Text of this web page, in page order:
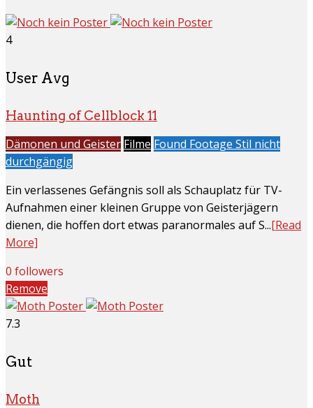
4
User Avg
Haunting of Cellblock 11
Dämonen und Geister Filme Found Footage Stil nicht
durchgängig
Ein verlassenes Gefängnis soll als Schauplatz für TV-
Aufnahmen einer kleinen Gruppe von Geisterjägern
dienen, die hoffen dort etwas paranormales auf S...[Read
More]
0 followers
Remove
7.3
Gut
Moth